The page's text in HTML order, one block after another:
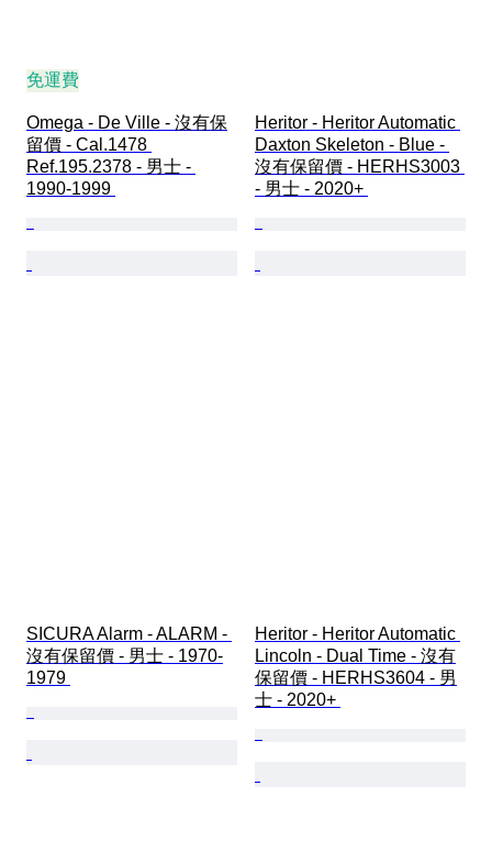
免運費
Omega - De Ville - 沒有保
留價 - Cal.1478
Ref.195.2378 - 男士 -
1990-1999
Heritor - Heritor Automatic
Daxton Skeleton - Blue -
沒有保留價 - HERHS3003
- 男士 - 2020+
SICURA Alarm - ALARM -
沒有保留價 - 男士 - 1970-
1979
Heritor - Heritor Automatic
Lincoln - Dual Time - 沒有
保留價 - HERHS3604 - 男
士 - 2020+